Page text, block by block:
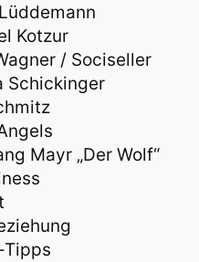
Kotzur
/ Sociseller
Schickinger
Mayr „Der Wolf“
Tipps